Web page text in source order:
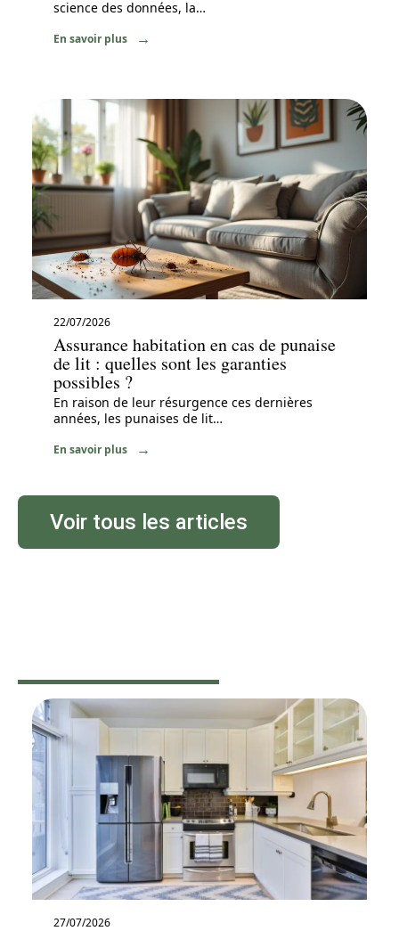
science des données, la…
En savoir plus
22/07/2026
Assurance habitation en cas de punaise
de lit : quelles sont les garanties
possibles ?
En raison de leur résurgence ces dernières
années, les punaises de lit…
En savoir plus
Voir tous les articles
27/07/2026